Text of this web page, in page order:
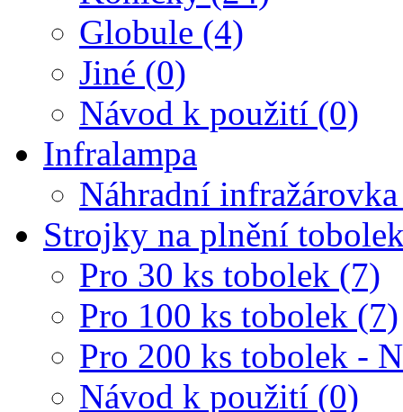
Globule (4)
Jiné (0)
Návod k použití (0)
Infralampa
Náhradní
Strojky na plnění
Pro 30 ks tobolek (7)
Pro 100 ks tobolek (7)
Pro 200 ks tobolek -
Návod k použití (0)